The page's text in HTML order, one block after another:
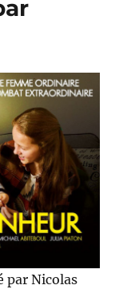
par Nicolas